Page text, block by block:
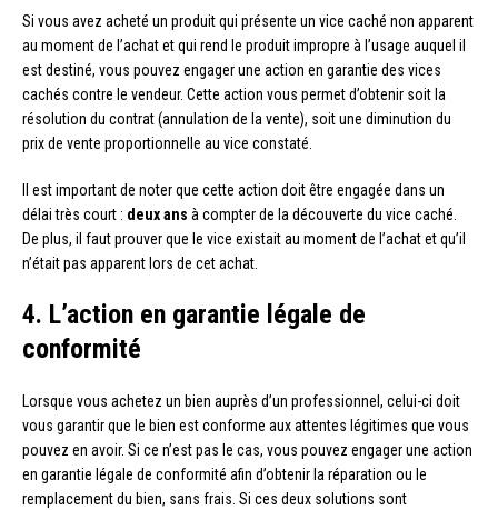
Si vous avez acheté un produit qui présente un vice caché non apparent
au moment de l’achat et qui rend le produit impropre à l’usage auquel il
est destiné, vous pouvez engager une action en garantie des vices
cachés contre le vendeur. Cette action vous permet d’obtenir soit la
résolution du contrat (annulation de la vente), soit une diminution du
prix de vente proportionnelle au vice constaté.
Il est important de noter que cette action doit être engagée dans un
délai très court : deux ans à compter de la découverte du vice caché.
De plus, il faut prouver que le vice existait au moment de l’achat et qu’il
n’était pas apparent lors de cet achat.
4. L’action en garantie légale de
conformité
Lorsque vous achetez un bien auprès d’un professionnel, celui-ci doit
vous garantir que le bien est conforme aux attentes légitimes que vous
pouvez en avoir. Si ce n’est pas le cas, vous pouvez engager une action
en garantie légale de conformité afin d’obtenir la réparation ou le
remplacement du bien, sans frais. Si ces deux solutions sont